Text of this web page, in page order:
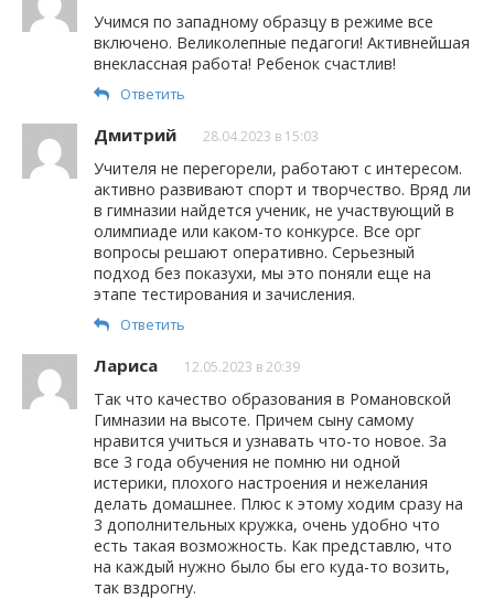
Учимся по западному образцу в режиме все
включено. Великолепные педагоги! Активнейшая
внеклассная работа! Ребенок счастлив!
Ответить
Дмитрий 28.04.2023 в 15:03
Учителя не перегорели, работают с интересом.
активно развивают спорт и творчество. Вряд ли
в гимназии найдется ученик, не участвующий в
олимпиаде или каком-то конкурсе. Все орг
вопросы решают оперативно. Серьезный
подход без показухи, мы это поняли еще на
этапе тестирования и зачисления.
Ответить
Лариса 12.05.2023 в 20:39
Так что качество образования в Романовской
Гимназии на высоте. Причем сыну самому
нравится учиться и узнавать что-то новое. За
все 3 года обучения не помню ни одной
истерики, плохого настроения и нежелания
делать домашнее. Плюс к этому ходим сразу на
3 дополнительных кружка, очень удобно что
есть такая возможность. Как представлю, что
на каждый нужно было бы его куда-то возить,
так вздрогну.